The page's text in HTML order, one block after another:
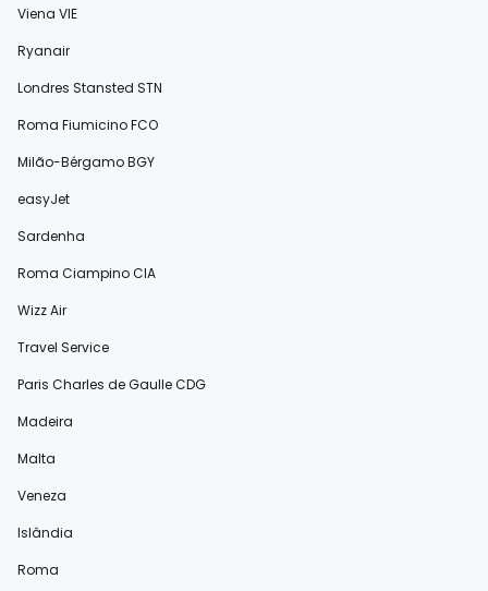
Viena VIE
Ryanair
Londres Stansted STN
Roma Fiumicino FCO
Milão-Bérgamo BGY
easyJet
Sardenha
Roma Ciampino CIA
Wizz Air
Travel Service
Paris Charles de Gaulle CDG
Madeira
Malta
Veneza
Islândia
Roma